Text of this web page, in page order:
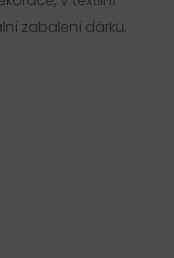
zabalení dárku.